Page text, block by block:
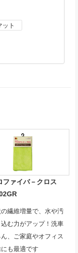
ト
ファイバ－クロス
繊維増量で、水や汚
む力がアップ！洗車
、ご家庭やオフィス
も最適です